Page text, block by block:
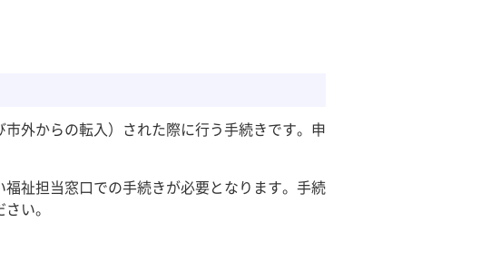
外からの転入）された際に行う手続きです。申
祉担当窓口での手続きが必要となります。手続
い。